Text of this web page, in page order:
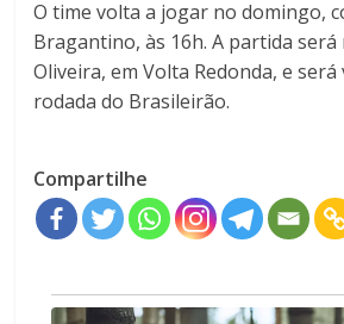
O time volta a jogar no domingo,
Bragantino, às 16h. A partida será
Oliveira, em Volta Redonda, e será
rodada do Brasileirão.
Compartilhe